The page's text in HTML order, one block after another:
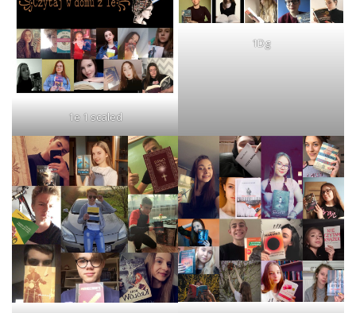
1e 1 scaled
1Dg